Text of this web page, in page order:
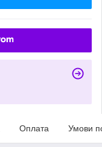
Оплата Умови